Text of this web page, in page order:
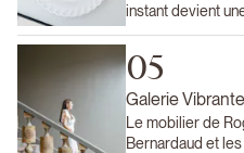
instant devient
05
Galerie Vibrante
Le mobilier de
Bernardaud et